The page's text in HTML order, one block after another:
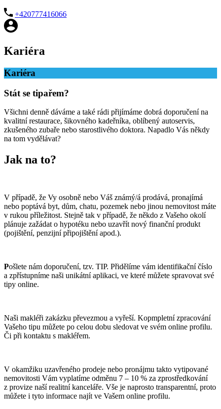
+420777416066
Kariéra
Kariéra
Stát se tipařem?
Všichni denně dáváme a také rádi přijímáme dobrá doporučení na
kvalitní restaurace, šikovného kadeřníka, oblíbený autoservis,
zkušeného zubaře nebo starostlivého doktora. Napadlo Vás někdy
na tom vydělávat?
Jak na to?
V případě, že Vy osobně nebo Váš známý/á prodává, pronajímá
nebo poptává byt, dům, chatu, pozemek nebo jinou nemovitost máte
v rukou příležitost. Stejně tak v případě, že někdo z Vašeho okolí
plánuje zažádat o hypotéku nebo uzavřít nový finanční produkt
(pojištění, penzijní připojištění apod.).
Pošlete nám doporučení, tzv. TIP. Přidělíme vám identifikační číslo
a zpřístupníme naši unikátní aplikaci, ve které můžete spravovat své
tipy online.
Naši makléři zakázku převezmou a vyřeší. Kopmpletní zpracování
Vašeho tipu můžete po celou dobu sledovat ve svém online profilu.
Či při kontaktu s makléřem.
V okamžiku uzavřeného prodeje nebo pronájmu takto vytipované
nemovitosti Vám vyplatíme odměnu 7 – 10 % za zprostředkování
z provize naší realitní kanceláře. Vše je naprosto transparentní, proto
můžete i tyto informace najít ve Vašem online profilu.